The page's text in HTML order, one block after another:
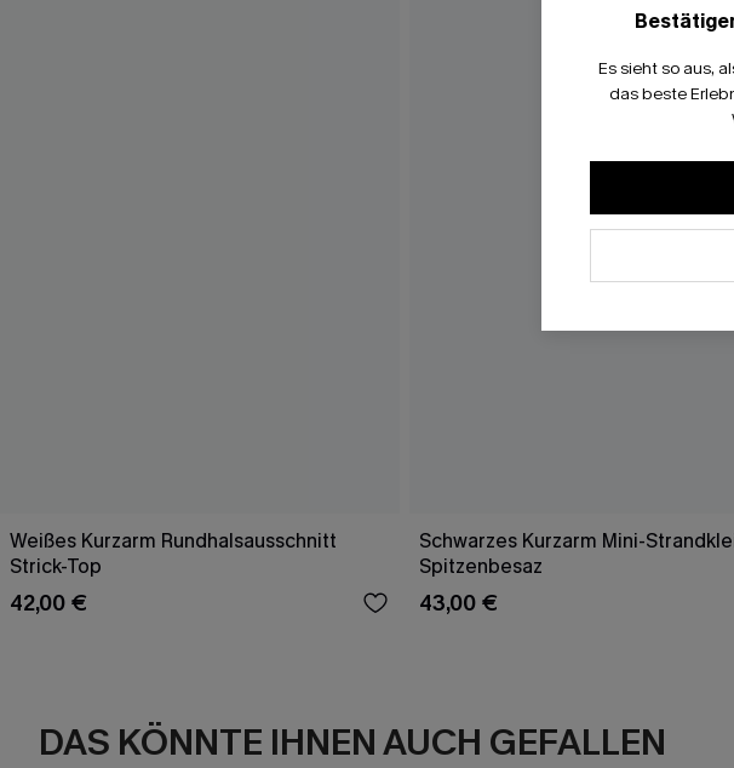
Weißes Kurzarm Rundhalsausschnitt
Strick-Top
42,00 €
Schwarzes Kurzarm Mini-
Spitzenbesaz
43,00 €
DAS KÖNNTE IHNEN AUCH GEFALLEN
Es sieht so aus,
das beste